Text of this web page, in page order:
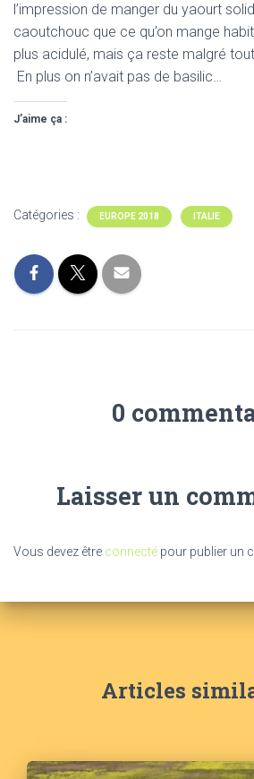
l’impression de manger du yaourt
caoutchouc que ce qu’on mange
plus acidulé, mais ça reste malgré
En plus on n’avait pas de basilic…
J’aime ça :
Catégories : EUROPE 2018 ITALIE
0
Laisser un
Vous devez être connecté pour publier un
Articles